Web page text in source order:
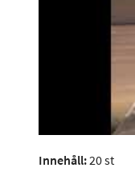
Innehåll:20 st